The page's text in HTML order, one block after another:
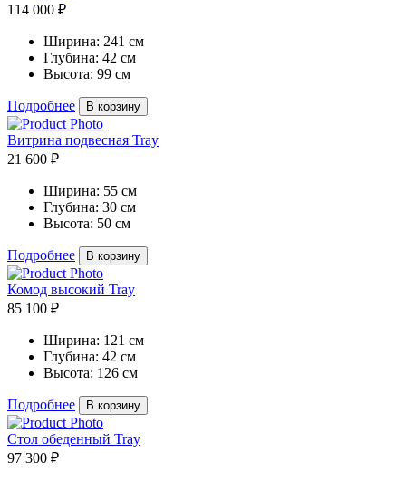
114 000 ₽
Ширина: 241 см
Глубина: 42 см
Высота: 99 см
Подробнее В корзину
Витрина подвесная Tray
21 600 ₽
Ширина: 55 см
Глубина: 30 см
Высота: 50 см
Подробнее В корзину
Комод высокий Tray
85 100 ₽
Ширина: 121 см
Глубина: 42 см
Высота: 126 см
Подробнее В корзину
Стол обеденный Tray
97 300 ₽